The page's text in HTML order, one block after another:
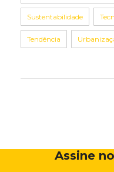
Sustentabilidade
Tendência
Assine